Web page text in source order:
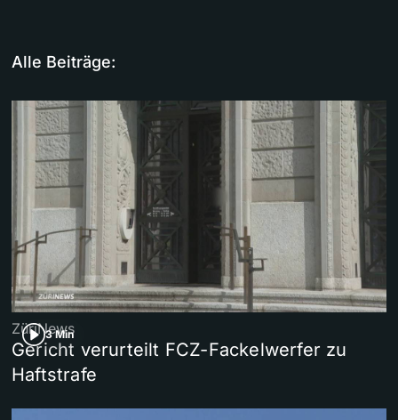
Alle Beiträge:
3 Min
ZüriNews
Gericht verurteilt FCZ-Fackelwerfer zu
Haftstrafe